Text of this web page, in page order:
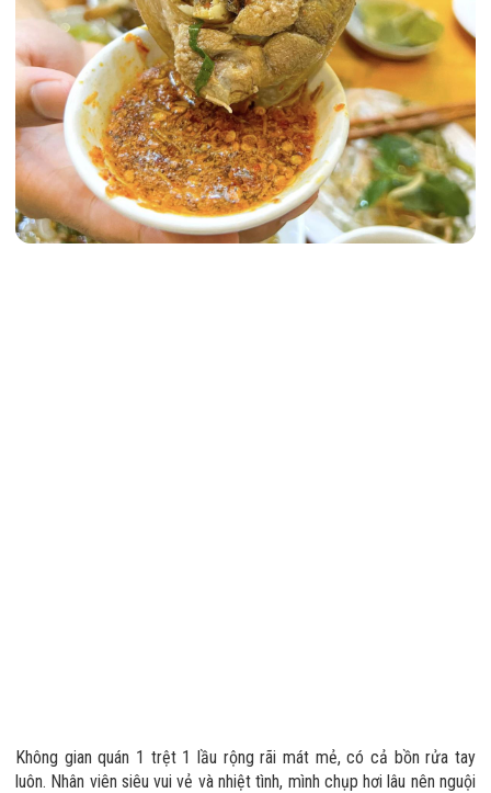
Không gian quán 1 trệt 1 lầu rộng rãi mát mẻ, có cả bồn rửa tay
luôn. Nhân viên siêu vui vẻ và nhiệt tình, mình chụp hơi lâu nên nguội